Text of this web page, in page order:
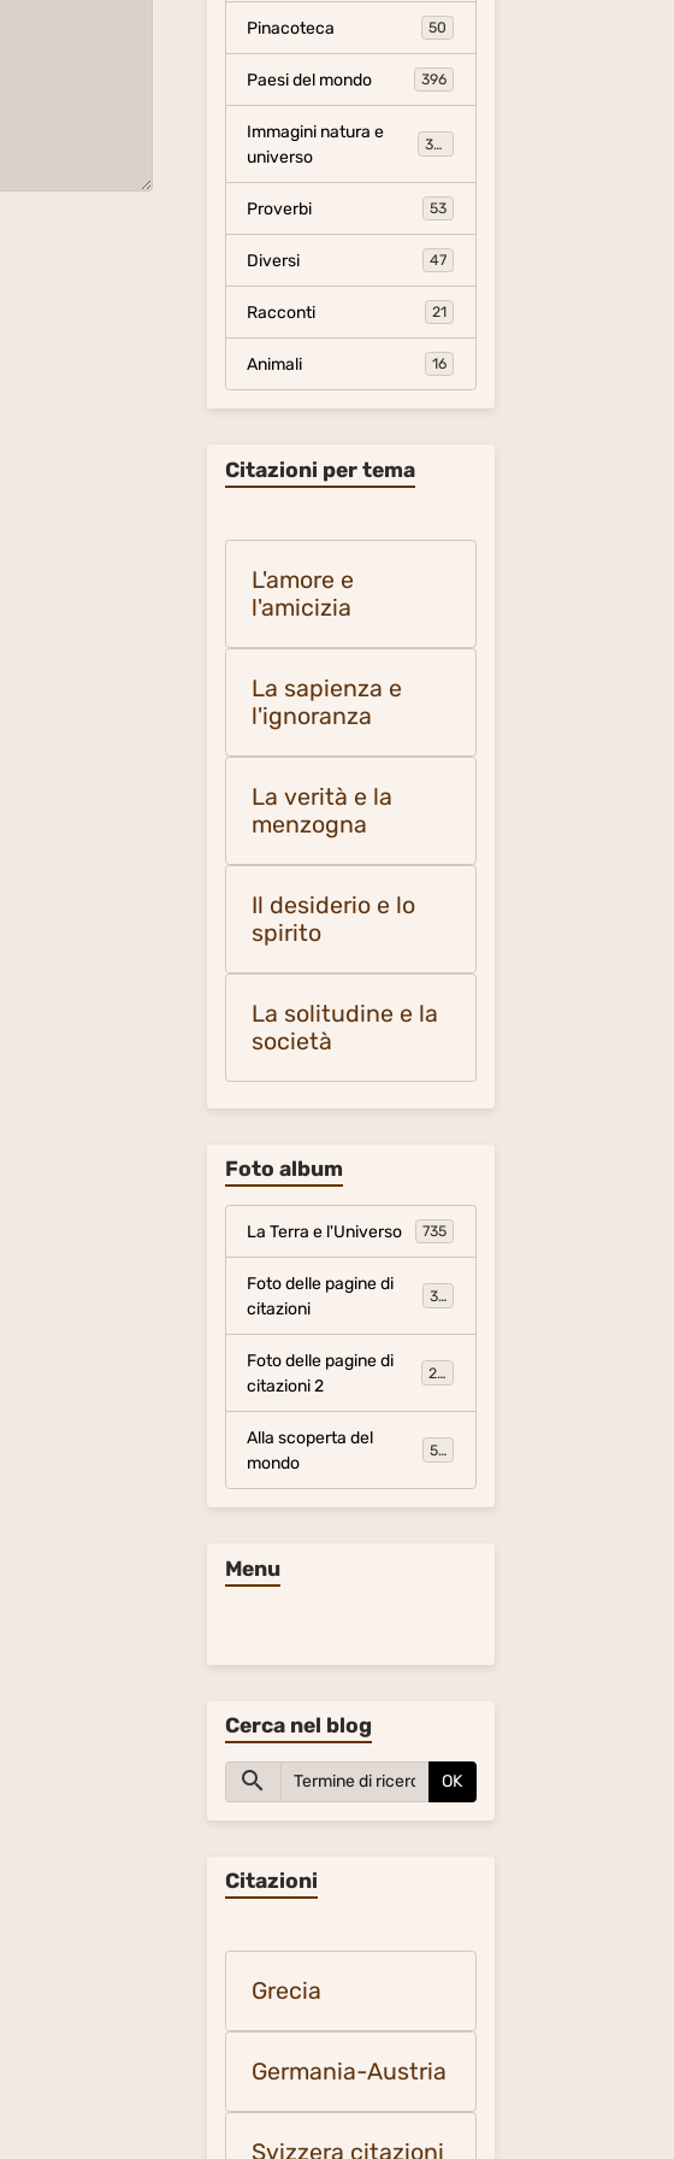
Pinacoteca 50
Paesi del mondo 396
Immagini natura e
universo
306
Proverbi 53
Diversi 47
Racconti 21
Animali 16
Citazioni per tema
L'amore e
l'amicizia
La sapienza e
l'ignoranza
La verità e la
menzogna
Il desiderio e lo
spirito
La solitudine e la
società
Foto album
La Terra e l'Universo 735
Foto delle pagine di
citazioni
317
Foto delle pagine di
citazioni 2
281
Alla scoperta del
mondo
54
Menu
Cerca nel blog
OK
Citazioni
Grecia
Germania-Austria
Svizzera citazioni